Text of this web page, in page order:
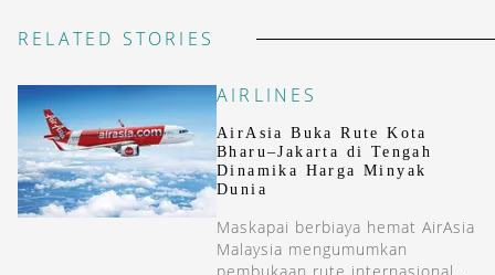
RELATED STORIES
AIRLINES
AirAsia Buka Rute Kota
Bharu–Jakarta di Tengah
Dinamika Harga Minyak
Dunia
Maskapai berbiaya hemat AirAsia
Malaysia mengumumkan